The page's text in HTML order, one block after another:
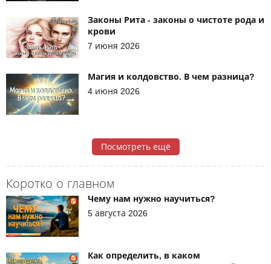
Коротко о главном
Чему нам нужно научиться?
5 августа 2026
Как определить, в каком
Законы Рита - законы о чистоте рода и
крови
7 июня 2026
Магия и колдовство. В чем разница?
4 июня 2026
Посмотреть ещё